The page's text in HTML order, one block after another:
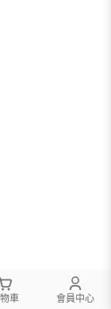
車 會員中心